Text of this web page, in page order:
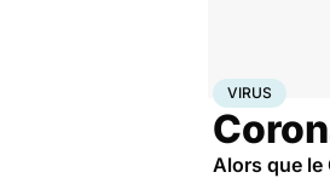
AccueilSanté
VIRUS
Alors que le